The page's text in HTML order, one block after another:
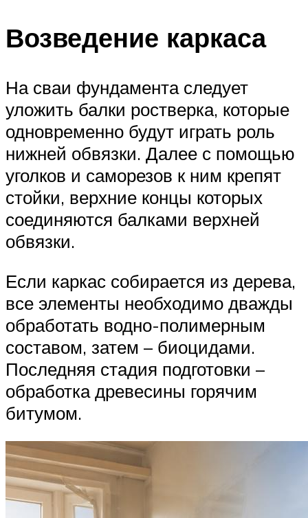
Возведение каркаса
На сваи фундамента следует
уложить балки ростверка, которые
одновременно будут играть роль
нижней обвязки. Далее с помощью
уголков и саморезов к ним крепят
стойки, верхние концы которых
соединяются балками верхней
обвязки.
Если каркас собирается из дерева,
все элементы необходимо дважды
обработать водно-полимерным
составом, затем – биоцидами.
Последняя стадия подготовки –
обработка древесины горячим
битумом.